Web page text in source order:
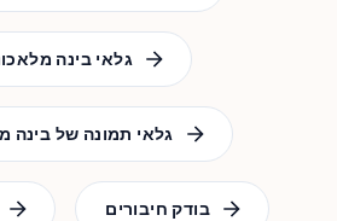
גלאי בינה
גלאי תמונה של בינה
בודק חיבורים